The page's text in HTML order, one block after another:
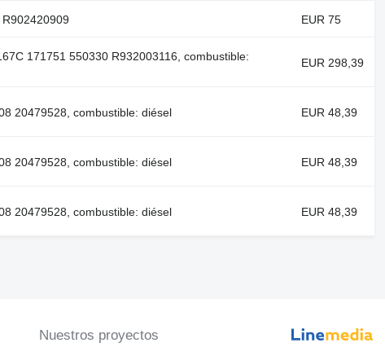
EUR 75
171751 550330 R932003116, combustible:
EUR 298,39
20479528, combustible: diésel EUR 48,39
20479528, combustible: diésel EUR 48,39
20479528, combustible: diésel EUR 48,39
Nuestros proyectos